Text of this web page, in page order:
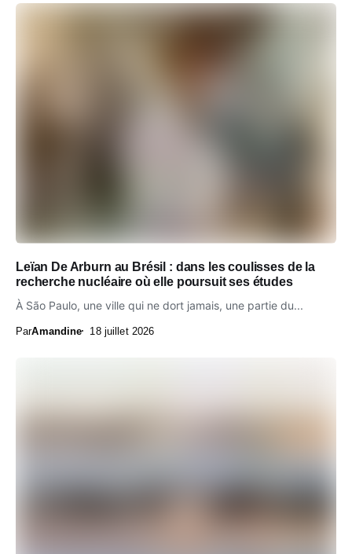
Leïan De Arburn au Brésil : dans les coulisses de la
recherche nucléaire où elle poursuit ses études
À São Paulo, une ville qui ne dort jamais, une partie du...
ParAmandine 18 juillet 2026